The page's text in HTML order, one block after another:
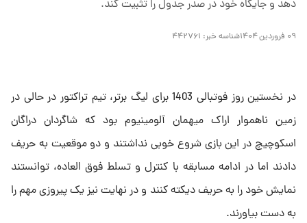
دهد و جایگاه خود در صدر جدول را تثبیت کند.
۰۹ فروردین ۱۴۰۴ شناسه خبر: ۴۴۲۷۶۱
در نخستین روز فوتبالی 1403 برای لیگ برتر، تیم تراکتور در حالی در
زمین ناهموار اراک میهمان آلومینیوم بود که شاگردان دراگان
اسکوچیچ در این بازی شروع خوبی نداشتند و دو موقعیت به حریف
دادند اما در ادامه مسابقه با کنترل و تسلط فوق العاده، توانستند
نمایش خود را به حریف دیکته کنند و در نهایت نیز یک پیروزی مهم را
به دست بیاورند.